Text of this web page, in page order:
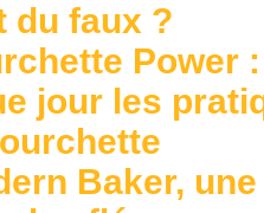
du faux ?
Power
jour les
Baker,